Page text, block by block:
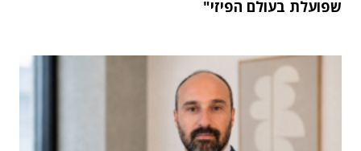
שפועלת בעולם הפיזי"